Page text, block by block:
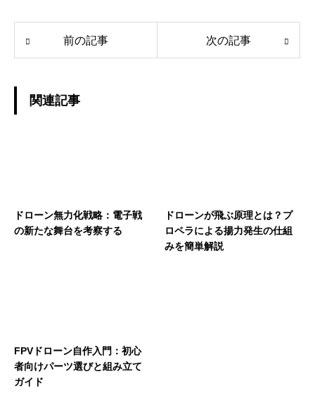
前の記事 次の記事
関連記事
ドローン無力化戦略：電子戦
の新たな舞台を考察する
ドローンが飛ぶ原理とは？プ
ロペラによる揚力発生の仕組
みを簡単解説
FPVドローン自作入門：初心
者向けパーツ選びと組み立て
ガイド